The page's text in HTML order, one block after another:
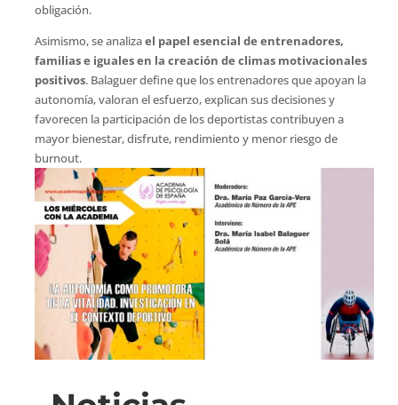
obligación.
Asimismo, se analizael papel esencial de entrenadores,
familias e iguales en la creación de climas motivacionales
positivos. Balaguer define que los entrenadores que apoyan la
autonomía, valoran el esfuerzo, explican sus decisiones y
favorecen la participación de los deportistas contribuyen a
mayor bienestar, disfrute, rendimiento y menor riesgo de
burnout.